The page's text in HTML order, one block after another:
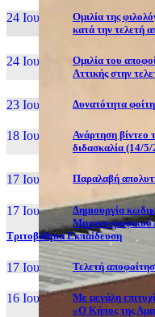
24 Ιουν, 26
Ομιλία της
κατά την τελετή
24 Ιουν, 26
Ομιλία του
Αττικής στην
23 Ιουν, 26 Δυνατότητα
18 Ιουν, 26
Ανάρτηση βίντεο
διδασκαλία (14/
17 Ιουν, 26 Παραλαβή
17 Ιουν, 26
Δημιουργία
Μηχανογραφικού
Τριτοβάθμια Εκπαίδευση
17 Ιουν, 26 Τελετή
16 Ιουν, 26
Με μεγάλη
«Ο Κήπος της